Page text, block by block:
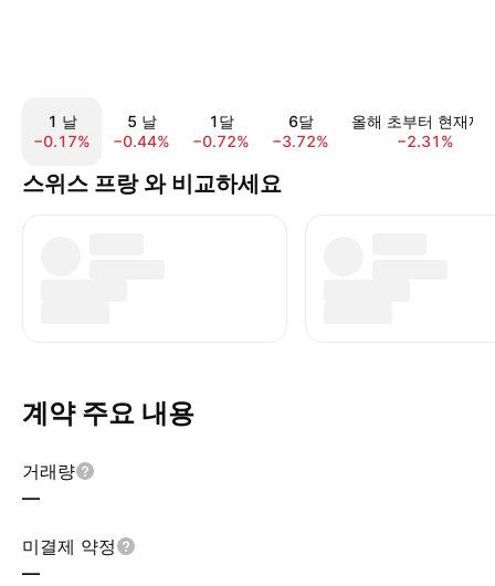
1 날
−0.17%
5 날
−0.44%
1달
−0.72%
6달
−3.72%
올해 초부터 현재까
−2.31%
스위스 프랑 와 비교하세요
계약 주요 내용
거래량
—
미결제 약정
—